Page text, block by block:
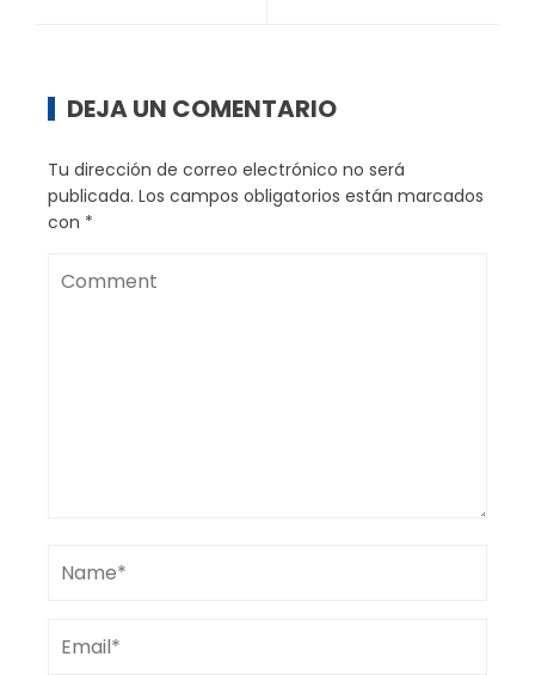
DEJA UN COMENTARIO
Tu dirección de correo electrónico no será
publicada. Los campos obligatorios están marcados
con *